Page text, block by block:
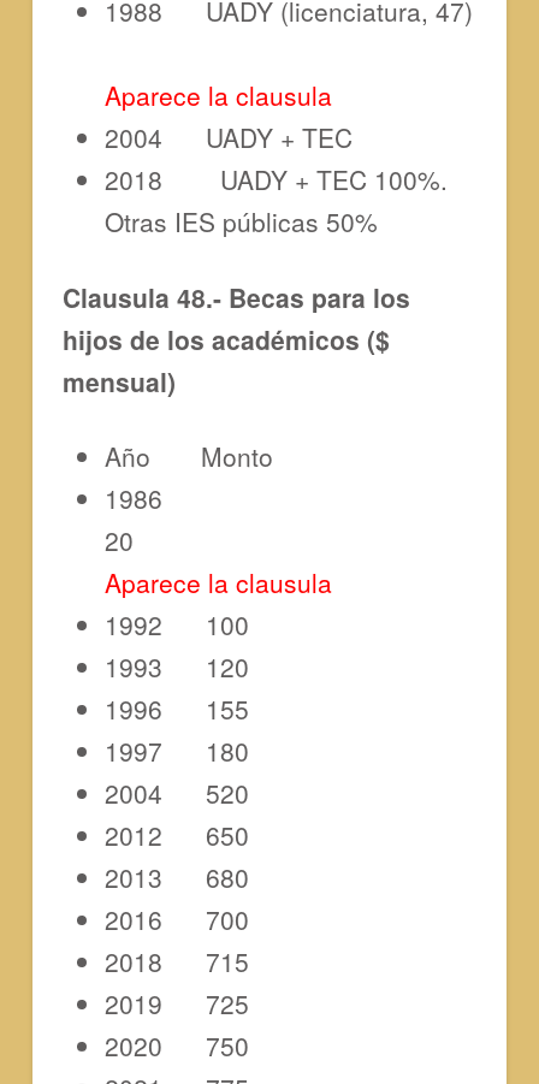
1988 UADY (licenciatura, 47)
Aparece la clausula
2004 UADY + TEC
2018 UADY + TEC 100%.
Otras IES públicas 50%
Clausula 48.- Becas para los
hijos de los académicos ($
mensual)
Año Monto
1986
Aparece la clausula
1992 100
1993 120
1996 155
1997 180
2004 520
2012 650
2013 680
2016 700
2018 715
2019 725
2020 750